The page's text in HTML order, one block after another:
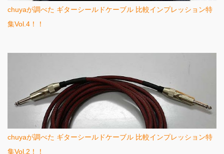
chuyaが調べた ギターシールドケーブル 比較インプレッション特
集Vol.4！！
chuyaが調べた ギターシールドケーブル 比較インプレッション特
集Vol.2！！